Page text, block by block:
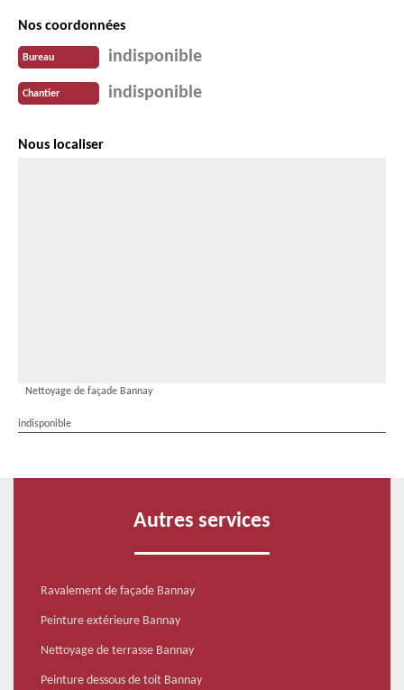
Nos coordonnées
Bureau indisponible
Chantier indisponible
Nous localiser
Nettoyage de façade Bannay
indisponible
Autres services
Ravalement de façade Bannay
Peinture extérieure Bannay
Nettoyage de terrasse Bannay
Peinture dessous de toit Bannay